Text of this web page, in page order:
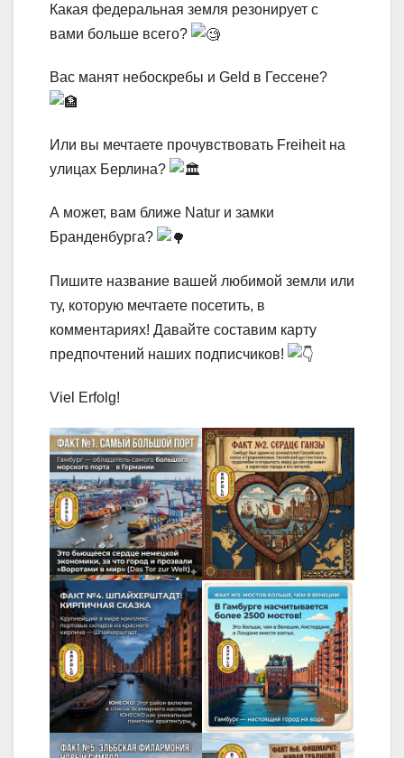
Какая федеральная земля резонирует с
вами больше всего?
Вас манят небоскребы и Geld в Гессене?
Или вы мечтаете прочувствовать Freiheit на
улицах Берлина?
А может, вам ближе Natur и замки
Бранденбурга?
Пишите название вашей любимой земли или
ту, которую мечтаете посетить, в
комментариях! Давайте составим карту
предпочтений наших подписчиков!
Viel Erfolg!